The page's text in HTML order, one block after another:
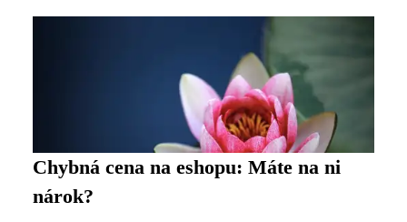
Chybná cena na eshopu: Máte na ni
nárok?